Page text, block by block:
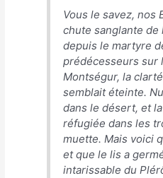
Vous le savez, nos
chute sanglante de
depuis le martyre
prédécesseurs sur
Montségur, la
semblait éteinte.
dans le désert, et
réfugiée dans les
muette. Mais voici
et que le lis a
intarissable du